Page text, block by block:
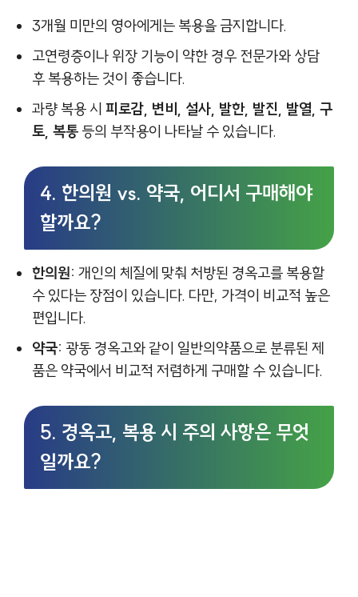
3개월 미만의 영아에게는 복용을 금지합니다.
고연령층이나 위장 기능이 약한 경우 전문가와 상담
후 복용하는 것이 좋습니다.
과량 복용 시 피로감, 변비, 설사, 발한, 발진, 발열, 구
토, 복통등의 부작용이 나타날 수 있습니다.
4. 한의원 vs. 약국, 어디서 구매해야
할까요?
한의원: 개인의 체질에 맞춰 처방된 경옥고를 복용할
수 있다는 장점이 있습니다. 다만, 가격이 비교적 높은
편입니다.
약국: 광동 경옥고와 같이 일반의약품으로 분류된 제
품은 약국에서 비교적 저렴하게 구매할 수 있습니다.
5. 경옥고, 복용 시 주의 사항은 무엇
일까요?